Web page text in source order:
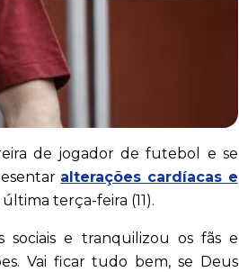
de jogador de futebol e se
alterações cardíacas e
terça-feira (11).
sociais e tranquilizou os fãs e
Vai ficar tudo bem, se Deus